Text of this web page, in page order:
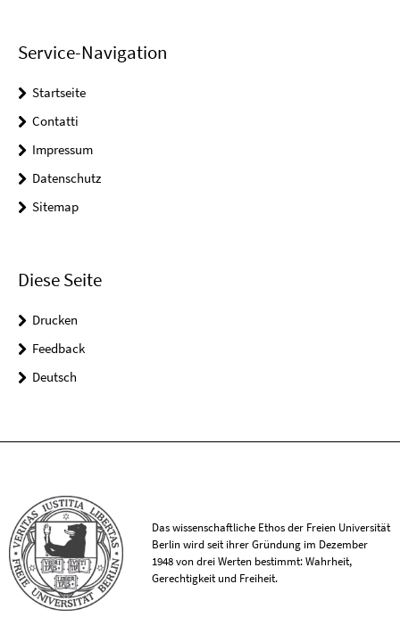
Service-Navigation
Startseite
Contatti
Impressum
Datenschutz
Sitemap
Diese Seite
Drucken
Feedback
Deutsch
Das wissenschaftliche Ethos der Freien Universität
Berlin wird seit ihrer Gründung im Dezember
1948 von drei Werten bestimmt: Wahrheit,
Gerechtigkeit und Freiheit.